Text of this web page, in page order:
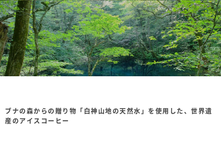
ブナの森からの贈り物「白神山地の天然水」を使用した、世界遺
産のアイスコーヒー